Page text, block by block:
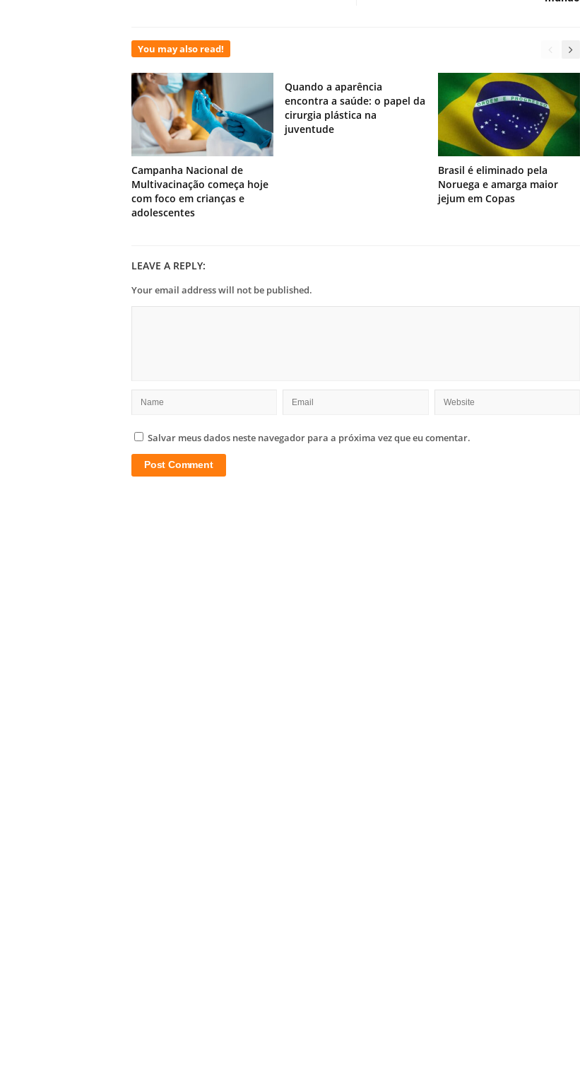
You may also read!
Campanha Nacional de
Multivacinação começa hoje
com foco em crianças e
adolescentes
Quando a aparência
encontra a saúde: o papel da
cirurgia plástica na
juventude
Brasil é eliminado pela
Noruega e amarga maior
jejum em Copas
LEAVE A REPLY:
Your email address will not be published.
Salvar meus dados neste navegador para a próxima vez que eu comentar.